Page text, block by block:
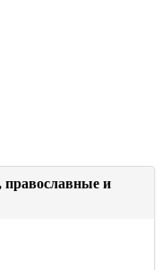
православные и